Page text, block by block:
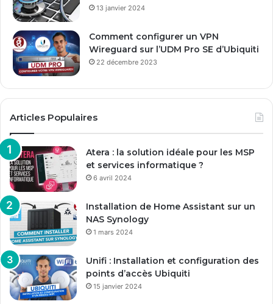
13 janvier 2024
Comment configurer un VPN
Wireguard sur l’UDM Pro SE d’Ubiquiti
22 décembre 2023
Articles Populaires
Atera : la solution idéale pour les MSP
et services informatique ?
6 avril 2024
Installation de Home Assistant sur un
NAS Synology
1 mars 2024
Unifi : Installation et configuration des
points d’accès Ubiquiti
15 janvier 2024